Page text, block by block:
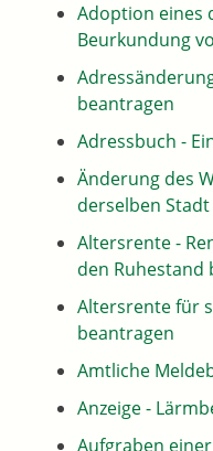
Adoption eines
Beurkundung
beantragen
Adressbuch -
Änderung des
derselben
Altersrente -
den Ruhestand
Altersrente für
beantragen
Amtliche
Anzeige -
Aufgraben